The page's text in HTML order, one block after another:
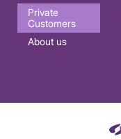
Основная
навигация
Private
Customers
About us